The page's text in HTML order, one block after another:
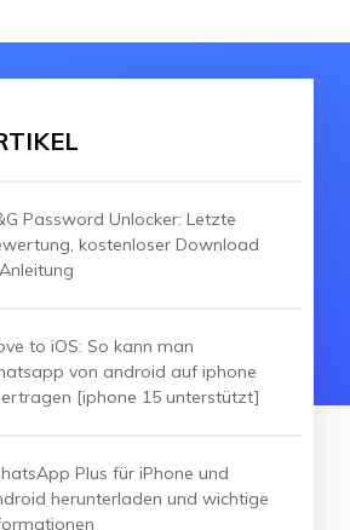
Password Unlocker: Letzte
kostenloser Download
to iOS: So kann man
von android auf iphone
[iphone 15 unterstützt]
Plus für iPhone und
herunterladen und wichtige